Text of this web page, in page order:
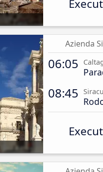
Azienda
06:05
08:45